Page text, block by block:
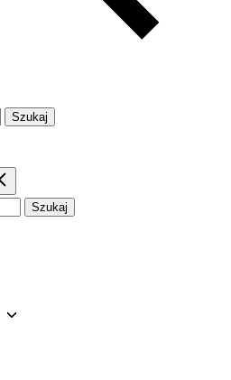
Szukaj
Szukaj